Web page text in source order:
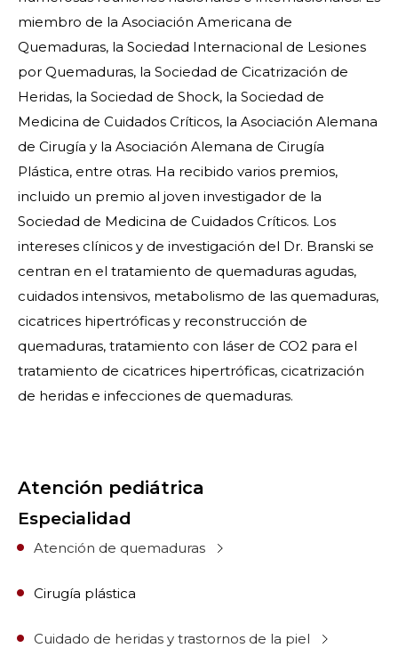
miembro de la Asociación Americana de
Quemaduras, la Sociedad Internacional de Lesiones
por Quemaduras, la Sociedad de Cicatrización de
Heridas, la Sociedad de Shock, la Sociedad de
Medicina de Cuidados Críticos, la Asociación Alemana
de Cirugía y la Asociación Alemana de Cirugía
Plástica, entre otras. Ha recibido varios premios,
incluido un premio al joven investigador de la
Sociedad de Medicina de Cuidados Críticos. Los
intereses clínicos y de investigación del Dr. Branski se
centran en el tratamiento de quemaduras agudas,
cuidados intensivos, metabolismo de las quemaduras,
cicatrices hipertróficas y reconstrucción de
quemaduras, tratamiento con láser de CO2 para el
tratamiento de cicatrices hipertróficas, cicatrización
de heridas e infecciones de quemaduras.
Atención pediátrica
Especialidad
Atención de quemaduras
Cirugía plástica
Cuidado de heridas y trastornos de la piel